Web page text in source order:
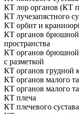
КТ лор органов (КТ
КТ лучезапястного
КТ орбит и
КТ органов
пространства
КТ органов брюшной
с разметкой
КТ органов грудной
КТ органов малого
КТ органов малого
КТ плеча
КТ плечевого сустава